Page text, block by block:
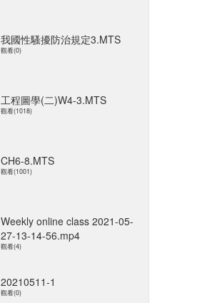
我國性騷擾防治規定3.MTS
觀看(0)
工程圖學(二)W4-3.MTS
觀看(1018)
CH6-8.MTS
觀看(1001)
Weekly online class 2021-05-
27-13-14-56.mp4
觀看(4)
20210511-1
觀看(0)